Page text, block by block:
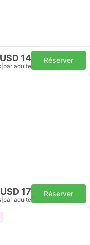
USD 14
par adulte
Réserver
USD 17
par adulte
Réserver